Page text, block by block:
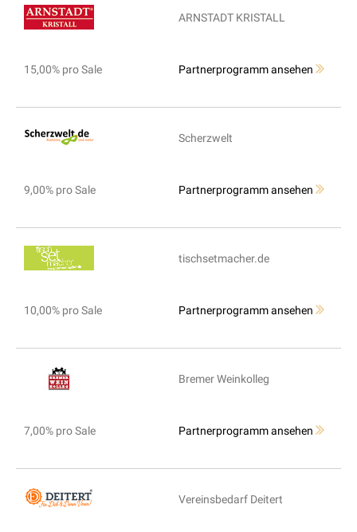
ARNSTADT KRISTALL
15,00% pro Sale Partnerprogramm ansehen
Scherzwelt
9,00% pro Sale Partnerprogramm ansehen
tischsetmacher.de
10,00% pro Sale Partnerprogramm ansehen
Bremer Weinkolleg
7,00% pro Sale Partnerprogramm ansehen
Vereinsbedarf Deitert